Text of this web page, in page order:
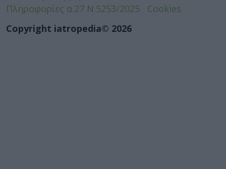
Πληροφορίες α.27 Ν.5253/2025
Cookies
Copyright iatropedia© 2026